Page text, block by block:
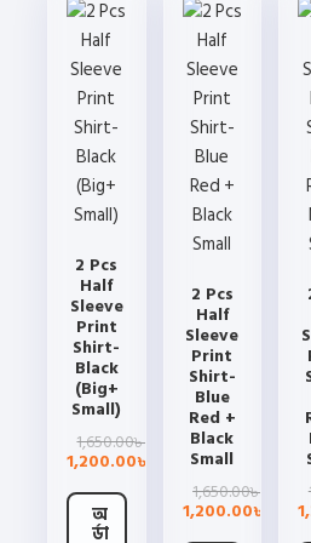
may
be
chosen
on
the
product
page
may
be
chosen
on
the
product
page
2 Pcs
Half
Sleeve
Print
Shirt-
Black
(Big+
Small)
1,650.00৳Original
price
was:
1,650.00৳ .
1,200.00৳
Current
price
is:
1,200.00৳ .
অ
র্ডা
2 Pcs
Half
Sleeve
Print
Shirt-
Blue
Red +
Black
Small
1,650.00৳ price
1,200.00৳ price